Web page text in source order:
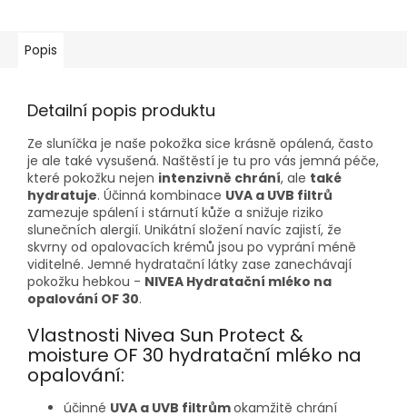
Popis
Detailní popis produktu
Ze sluníčka je naše pokožka sice krásně opálená, často
je ale také vysušená. Naštěstí je tu pro vás jemná péče,
které pokožku nejen intenzivně chrání, ale také
hydratuje. Účinná kombinace UVA a UVB filtrů
zamezuje spálení i stárnutí kůže a snižuje riziko
slunečních alergií. Unikátní složení navíc zajistí, že
skvrny od opalovacích krémů jsou po vyprání méně
viditelné. Jemné hydratační látky zase zanechávají
pokožku hebkou - NIVEA Hydratační mléko na
opalování OF 30.
Vlastnosti Nivea Sun Protect &
moisture OF 30 hydratační mléko na
opalování:
účinné UVA a UVB filtrůmokamžitě chrání